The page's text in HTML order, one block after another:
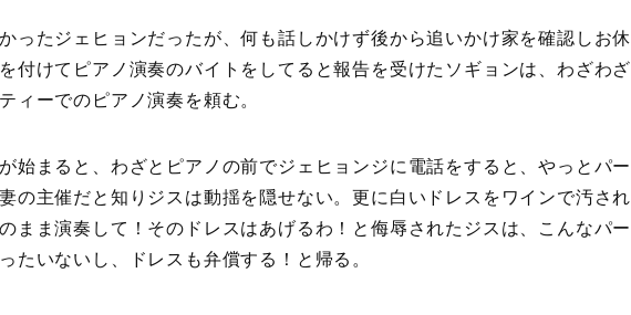
ったジェヒョンだったが、何も話しかけず後から追いかけ家を確認しお休
付けてピアノ演奏のバイトをしてると報告を受けたソギョンは、わざわざ
ィーでのピアノ演奏を頼む。
始まると、わざとピアノの前でジェヒョンジに電話をすると、やっとパー
の主催だと知りジスは動揺を隠せない。更に白いドレスをワインで汚され
まま演奏して！そのドレスはあげるわ！と侮辱されたジスは、こんなパー
たいないし、ドレスも弁償する！と帰る。